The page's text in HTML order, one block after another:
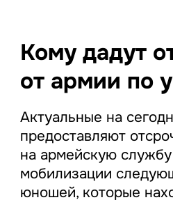
Кому дадут
от армии по
Актуальные на
предоставляют
на армейскую
мобилизации
юношей, которые